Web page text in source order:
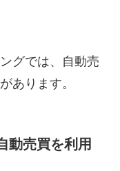
グでは、自動売
あります。
動売買を利用